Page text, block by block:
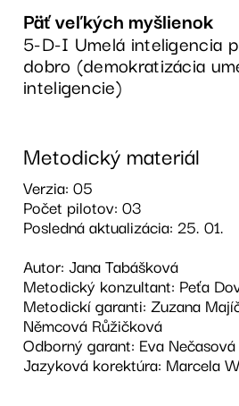
Päť veľkých myšlienok
5-D-I Umelá inteligencia
dobro (demokratizácia
inteligencie)
Metodický materiál
Verzia: 05
Počet pilotov: 03
Posledná aktualizácia: 25. 01.
Autor: Jana Tabášková
Metodický konzultant: Peťa
Metodickí garanti: Zuzana
Němcová Růžičková
Odborný garant: Eva Nečasová
Jazyková korektúra: Marcela